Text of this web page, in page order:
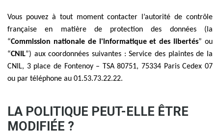
Vous pouvez à tout moment contacter l’autorité de contrôle
française en matière de protection des données (la
“Commission nationale de l'informatique et des libertés” ou
“CNIL”) aux coordonnées suivantes : Service des plaintes de la
CNIL, 3 place de Fontenoy – TSA 80751, 75334 Paris Cedex 07
ou par téléphone au 01.53.73.22.22.
LA POLITIQUE PEUT-ELLE ÊTRE
MODIFIÉE ?